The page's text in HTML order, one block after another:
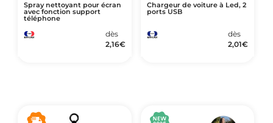
Spray nettoyant pour écran
avec fonction support
téléphone
dès
2,16€
Chargeur de voiture à Led, 2
ports USB
dès
2,01€